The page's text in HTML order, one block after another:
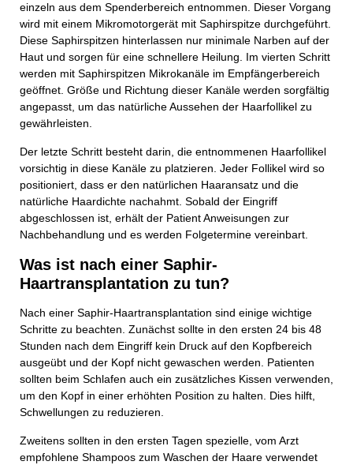
einzeln aus dem Spenderbereich entnommen. Dieser Vorgang
wird mit einem Mikromotorgerät mit Saphirspitze durchgeführt.
Diese Saphirspitzen hinterlassen nur minimale Narben auf der
Haut und sorgen für eine schnellere Heilung. Im vierten Schritt
werden mit Saphirspitzen Mikrokanäle im Empfängerbereich
geöffnet. Größe und Richtung dieser Kanäle werden sorgfältig
angepasst, um das natürliche Aussehen der Haarfollikel zu
gewährleisten.
Der letzte Schritt besteht darin, die entnommenen Haarfollikel
vorsichtig in diese Kanäle zu platzieren. Jeder Follikel wird so
positioniert, dass er den natürlichen Haaransatz und die
natürliche Haardichte nachahmt. Sobald der Eingriff
abgeschlossen ist, erhält der Patient Anweisungen zur
Nachbehandlung und es werden Folgetermine vereinbart.
Was ist nach einer Saphir-
Haartransplantation zu tun?
Nach einer Saphir-Haartransplantation sind einige wichtige
Schritte zu beachten. Zunächst sollte in den ersten 24 bis 48
Stunden nach dem Eingriff kein Druck auf den Kopfbereich
ausgeübt und der Kopf nicht gewaschen werden. Patienten
sollten beim Schlafen auch ein zusätzliches Kissen verwenden,
um den Kopf in einer erhöhten Position zu halten. Dies hilft,
Schwellungen zu reduzieren.
Zweitens sollten in den ersten Tagen spezielle, vom Arzt
empfohlene Shampoos zum Waschen der Haare verwendet